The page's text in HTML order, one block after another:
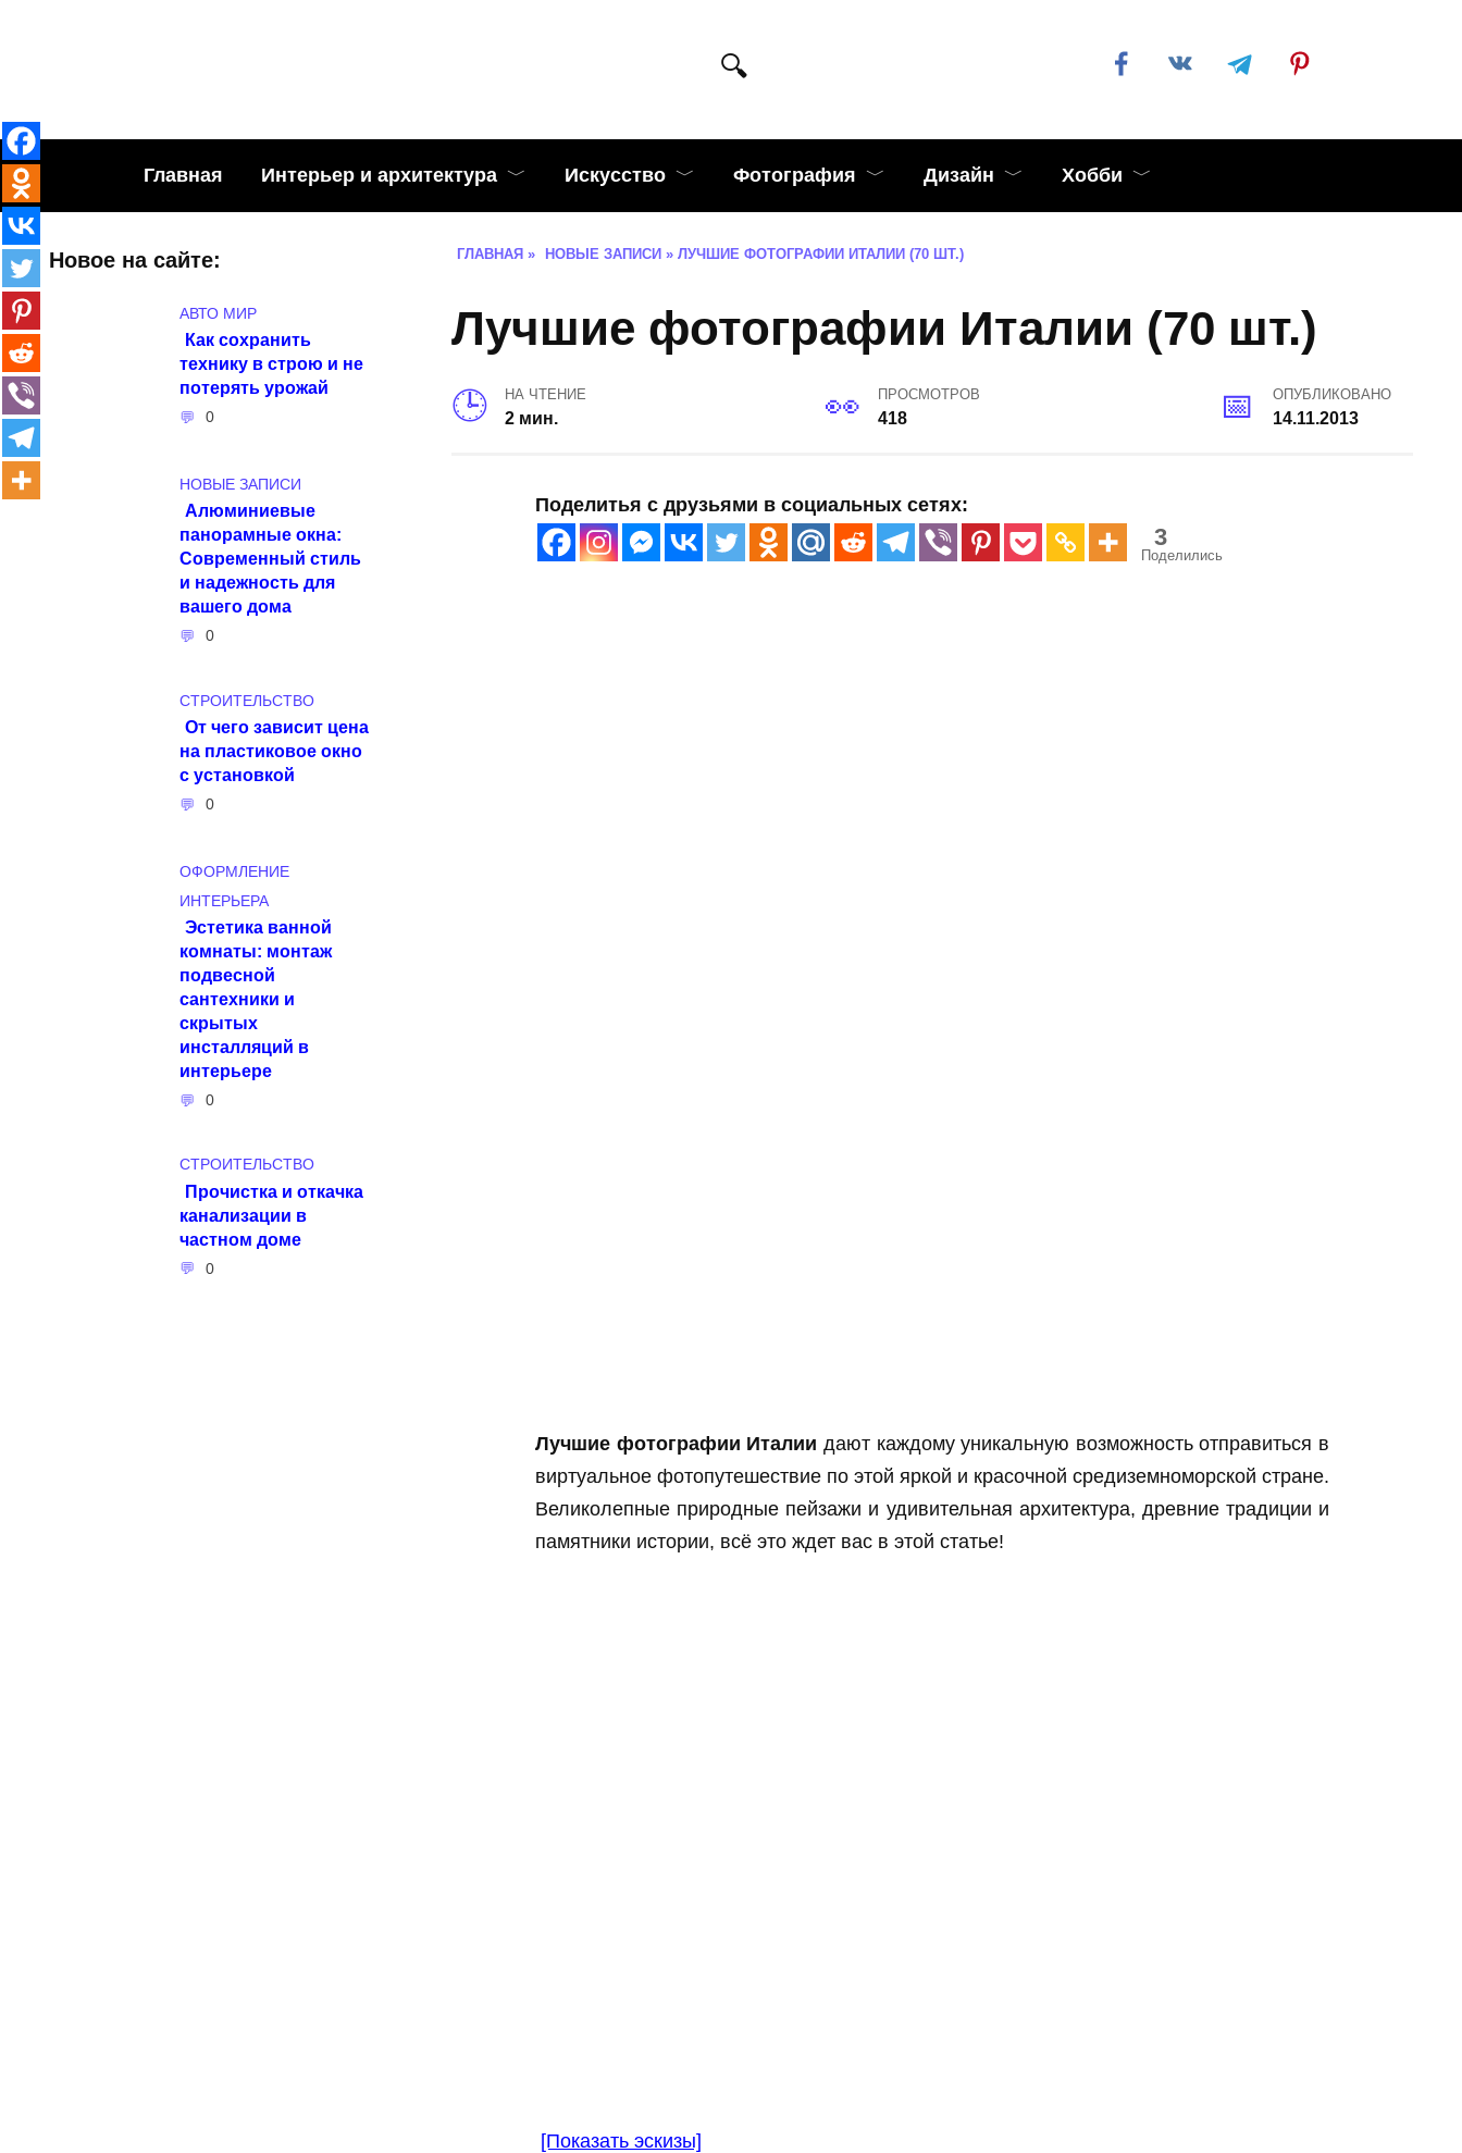
Главная Интерьер и архитектура Искусство Фотография Дизайн Хобби
ГЛАВНАЯ » НОВЫЕ ЗАПИСИ » ЛУЧШИЕ ФОТОГРАФИИ ИТАЛИИ (70 ШТ.)
Лучшие фотографии Италии (70 шт.)
НА ЧТЕНИЕ
2 мин.
ПРОСМОТРОВ
418
ОПУБЛИКОВАНО
14.11.2013
Поделитья с друзьями в социальных сетях:
3
Поделились
Лучшие фотографии Италии дают каждому уникальную возможность отправиться в
виртуальное фотопутешествие по этой яркой и красочной средиземноморской стране.
Великолепные природные пейзажи и удивительная архитектура, древние традиции и
памятники истории, всё это ждет вас в этой статье!
[Показать эскизы]
Новое на сайте:
АВТО МИР
Как сохранить
технику в строю и не
потерять урожай
0
НОВЫЕ ЗАПИСИ
Алюминиевые
панорамные окна:
Современный стиль
и надежность для
вашего дома
0
СТРОИТЕЛЬСТВО
От чего зависит цена
на пластиковое окно
с установкой
0
ОФОРМЛЕНИЕ
ИНТЕРЬЕРА
Эстетика ванной
комнаты: монтаж
подвесной
сантехники и
скрытых
инсталляций в
интерьере
0
СТРОИТЕЛЬСТВО
Прочистка и откачка
канализации в
частном доме
0